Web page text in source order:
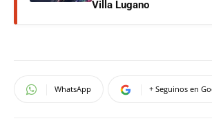
Villa Lugano
WhatsApp + Seguinos en